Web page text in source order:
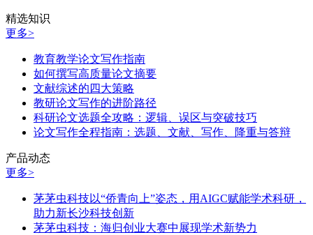
精选知识
更多>
教育教学论文写作指南
如何撰写高质量论文摘要
文献综述的四大策略
教研论文写作的进阶路径
科研论文选题全攻略：逻辑、误区与突破技巧
论文写作全程指南：选题、文献、写作、降重与答辩
产品动态
更多>
茅茅虫科技以“侨青向上”姿态，用AIGC赋能学术科研，
助力新长沙科技创新
茅茅虫科技：海归创业大赛中展现学术新势力